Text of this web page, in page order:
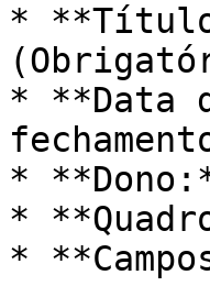
* **Título
* **Data
*
*
*